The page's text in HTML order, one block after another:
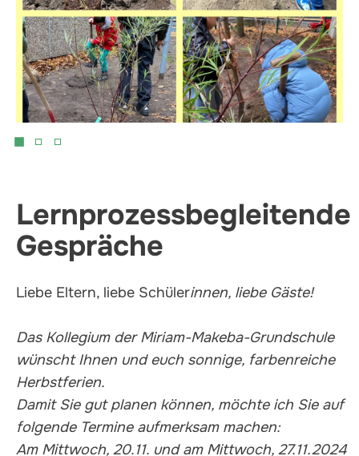
Lernprozessbegleitende
Gespräche
Liebe Eltern, liebe Schülerinnen, liebe Gäste!
Das Kollegium der Miriam-Makeba-Grundschule
wünscht Ihnen und euch sonnige, farbenreiche
Herbstferien.
Damit Sie gut planen können, möchte ich Sie auf
folgende Termine aufmerksam machen:
Am Mittwoch, 20.11. und am Mittwoch, 27.11.2024